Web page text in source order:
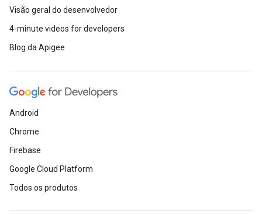
Visão geral do desenvolvedor
4-minute videos for developers
Blog da Apigee
Android
Chrome
Firebase
Google Cloud Platform
Todos os produtos